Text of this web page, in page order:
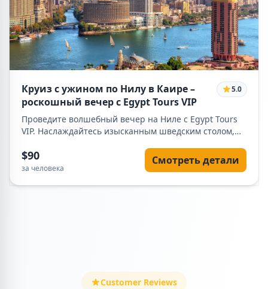
Круиз с ужином по Нилу в Каире –
роскошный вечер с Egypt Tours VIP
5.0
Проведите волшебный вечер на Ниле с Egypt Tours
VIP. Наслаждайтесь изысканным шведским столом,
любуясь подсвеченными достопримечательностями
Каира с комфорта роскошного круиза.
$90
за человека
Смотреть детали
Customer Reviews